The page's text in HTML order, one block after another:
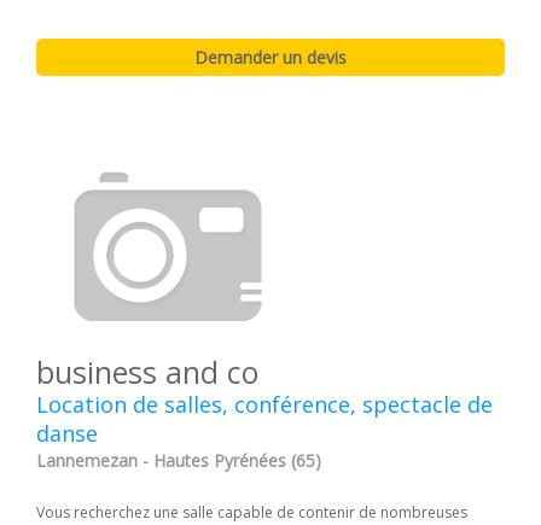
business and co
Location de salles, conférence, spectacle de
danse
Lannemezan - Hautes Pyrénées (65)
Vous recherchez une salle capable de contenir de nombreuses